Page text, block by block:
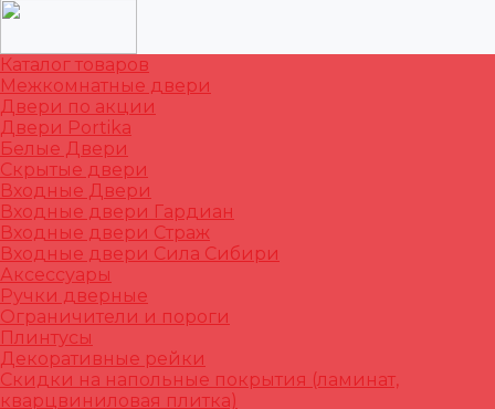
Каталог товаров
Межкомнатные двери
Двери по акции
Двери Portika
Белые Двери
Скрытые двери
Входные Двери
Входные двери Гардиан
Входные двери Страж
Входные двери Сила Сибири
Аксессуары
Ручки дверные
Ограничители и пороги
Плинтусы
Декоративные рейки
Скидки на напольные покрытия (ламинат,
кварцвиниловая плитка)